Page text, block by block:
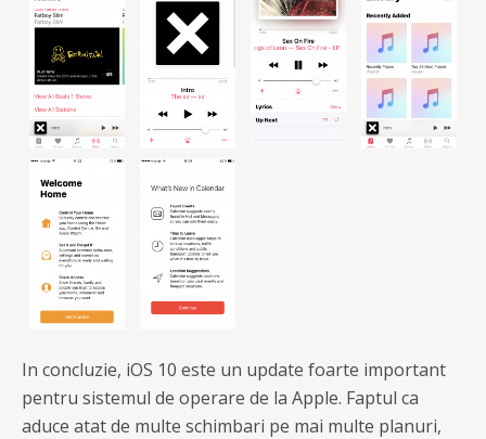
In concluzie, iOS 10 este un update foarte important
pentru sistemul de operare de la Apple. Faptul ca
aduce atat de multe schimbari pe mai multe planuri,